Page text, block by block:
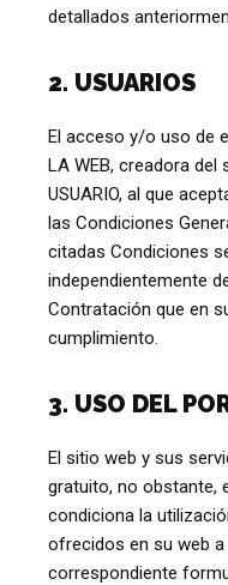
detallados
2. USUARIOS
El acceso y/o uso de
LA WEB, creadora del
USUARIO, al que
las Condiciones
citadas Condiciones
independientemente
Contratación que en
cumplimiento.
3. USO DEL
El sitio web y sus
gratuito, no obstante,
condiciona la
ofrecidos en su web
correspondiente